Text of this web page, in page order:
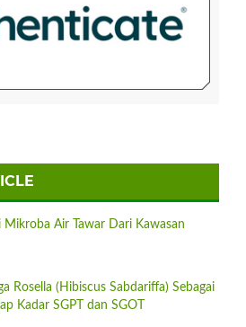
Mikroba Air Tawar Dari Kawasan
Rosella (Hibiscus Sabdariffa) Sebagai
Kadar SGPT dan SGOT